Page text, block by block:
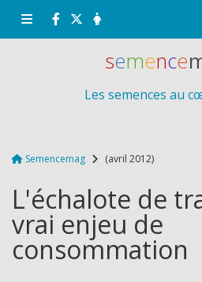
Semencemag (avril 2012)
L'échalote de
vrai enjeu de
consommation
semence
Les semences au
Panneau de gestion des cookies